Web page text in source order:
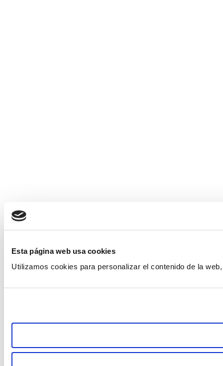
Esta página web usa cookies
Utilizamos cookies para personalizar el contenido de la